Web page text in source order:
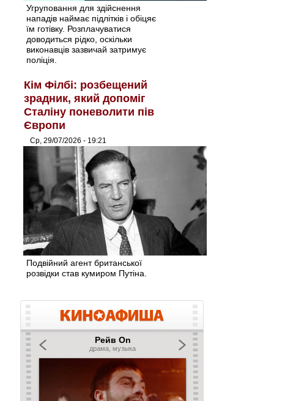
Угруповання для здійснення
нападів наймає підлітків і обіцяє
їм готівку. Розплачуватися
доводиться рідко, оскільки
виконавців зазвичай затримує
поліція.
Кім Філбі: розбещений
зрадник, який допоміг
Сталіну поневолити пів
Європи
Ср, 29/07/2026 - 19:21
Подвійний агент британської
розвідки став кумиром Путіна.